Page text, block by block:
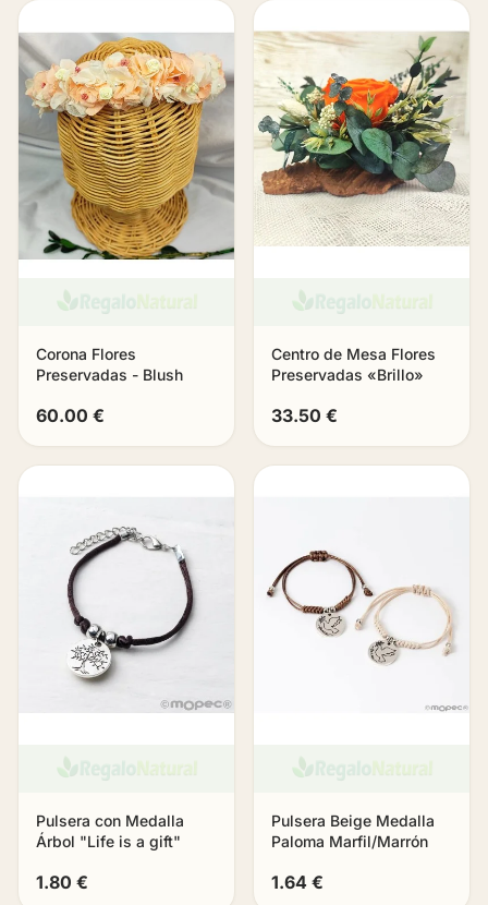
Corona Flores
Preservadas - Blush
60.00 €
Centro de Mesa Flores
Preservadas «Brillo»
33.50 €
Pulsera con Medalla
Árbol "Life is a gift"
1.80 €
Pulsera Beige Medalla
Paloma Marfil/Marrón
1.64 €